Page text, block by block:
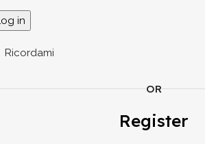
in
Ricordami
OR
Register